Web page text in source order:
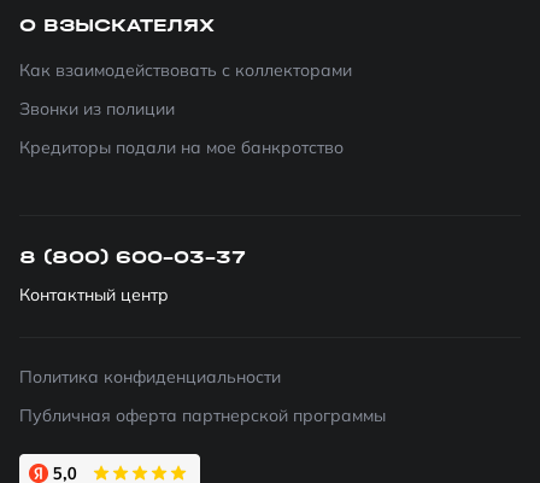
О ВЗЫСКАТЕЛЯХ
Как взаимодействовать с коллекторами
Звонки из полиции
Кредиторы подали на мое банкротство
8 (800) 600-03-37
Контактный центр
Политика конфиденциальности
Публичная оферта партнерской программы